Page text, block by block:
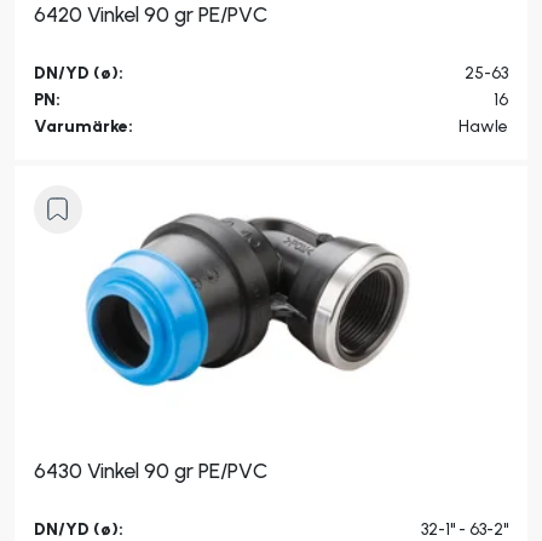
6420 Vinkel 90 gr PE/PVC
DN/YD (ø):
25-63
PN:
16
Varumärke:
Hawle
6430 Vinkel 90 gr PE/PVC
DN/YD (ø):
32-1" - 63-2"